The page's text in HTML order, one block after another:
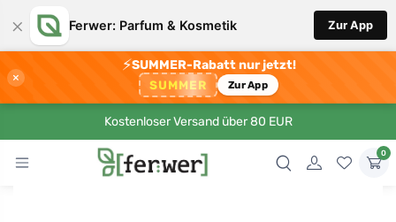
× Ferwer: Parfum & Kosmetik Zur App
×
⚡SUMMER-Rabatt nur jetzt!
SUMMER Zur App
Kostenloser Versand über 80 EUR
0